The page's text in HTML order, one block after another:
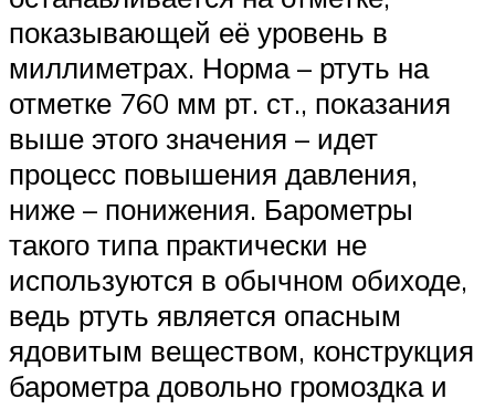
показывающей её уровень в
миллиметрах. Норма – ртуть на
отметке 760 мм рт. ст., показания
выше этого значения – идет
процесс повышения давления,
ниже – понижения. Барометры
такого типа практически не
используются в обычном обиходе,
ведь ртуть является опасным
ядовитым веществом, конструкция
барометра довольно громоздка и